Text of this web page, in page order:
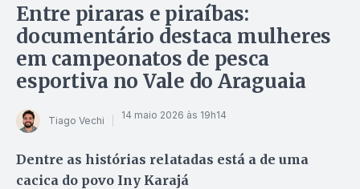
Entre piraras e piraíbas:
documentário destaca mulheres
em campeonatos de pesca
esportiva no Vale do Araguaia
Tiago Vechi 14 maio 2026 às 19h14
Dentre as histórias relatadas está a de uma
cacica do povo Iny Karajá